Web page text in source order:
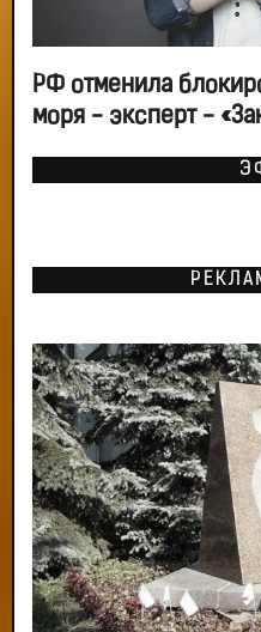
РФ отменила
моря - эксперт -